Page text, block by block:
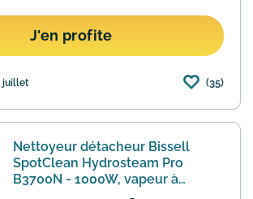
J'en profite
juillet (35)
Nettoyeur détacheur Bissell
SpotClean Hydrosteam Pro
B3700N - 1000W, vapeur à